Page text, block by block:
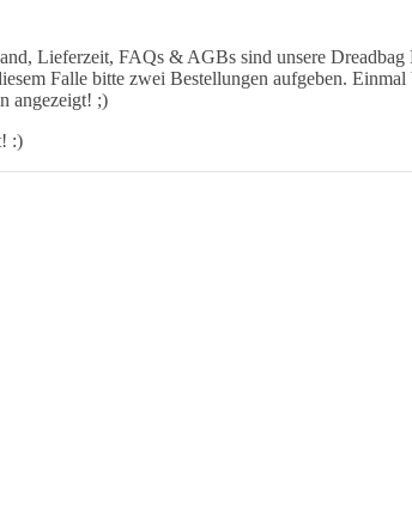
Lieferzeit, FAQs & AGBs sind unsere Dreadbag
Falle bitte zwei Bestellungen aufgeben.
angezeigt! ;)
:)